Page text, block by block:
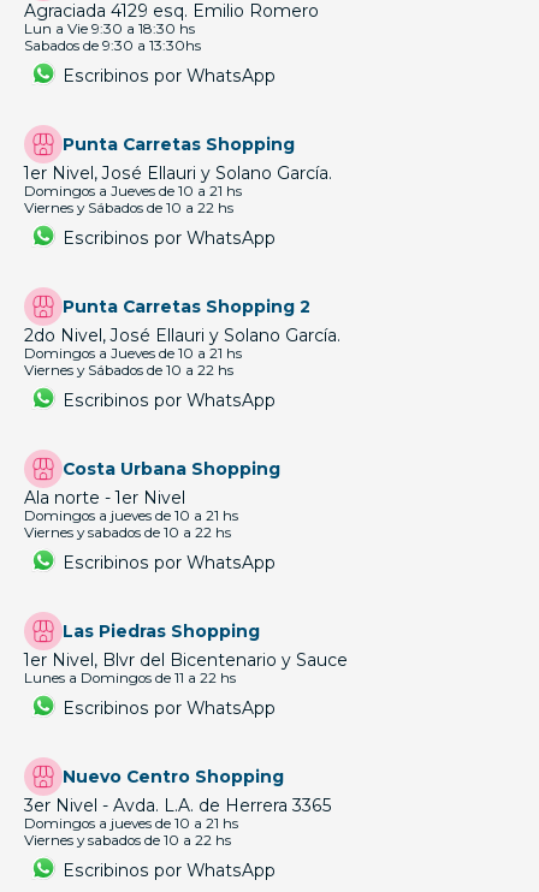
Agraciada 4129 esq. Emilio Romero
Lun a Vie 9:30 a 18:30 hs
Sabados de 9:30 a 13:30hs
Escribinos por WhatsApp
Punta Carretas Shopping
1er Nivel, José Ellauri y Solano García.
Domingos a Jueves de 10 a 21 hs
Viernes y Sábados de 10 a 22 hs
Escribinos por WhatsApp
Punta Carretas Shopping 2
2do Nivel, José Ellauri y Solano García.
Domingos a Jueves de 10 a 21 hs
Viernes y Sábados de 10 a 22 hs
Escribinos por WhatsApp
Costa Urbana Shopping
Ala norte - 1er Nivel
Domingos a jueves de 10 a 21 hs
Viernes y sabados de 10 a 22 hs
Escribinos por WhatsApp
Las Piedras Shopping
1er Nivel, Blvr del Bicentenario y Sauce
Lunes a Domingos de 11 a 22 hs
Escribinos por WhatsApp
Nuevo Centro Shopping
3er Nivel - Avda. L.A. de Herrera 3365
Domingos a jueves de 10 a 21 hs
Viernes y sabados de 10 a 22 hs
Escribinos por WhatsApp